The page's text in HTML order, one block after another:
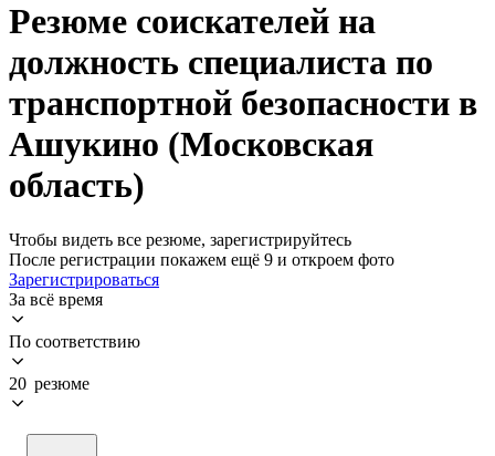
Резюме соискателей на
должность специалиста по
транспортной безопасности в
Ашукино (Московская
область)
Чтобы видеть все резюме, зарегистрируйтесь
После регистрации покажем ещё 9 и откроем фото
Зарегистрироваться
За всё время
По соответствию
20 резюме